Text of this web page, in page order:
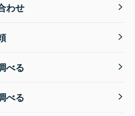
わせ
べる
べる